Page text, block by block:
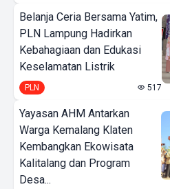
Belanja Ceria Bersama Yatim,
PLN Lampung Hadirkan
Kebahagiaan dan Edukasi
Keselamatan Listrik
PLN 517
Yayasan AHM Antarkan
Warga Kemalang Klaten
Kembangkan Ekowisata
Kalitalang dan Program
Desa...